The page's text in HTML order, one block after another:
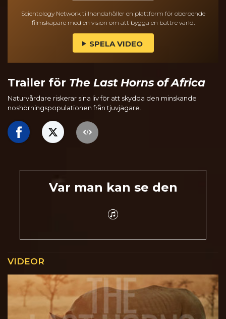
Scientology Network tillhandahåller en plattform för oberoende
filmskapare med en vision om att bygga en bättre värld.
SPELA VIDEO
Trailer för The Last Horns of Africa
Naturvårdare riskerar sina liv för att skydda den minskande
noshörningspopulationen från tjuvjägare.
Var man kan se den
VIDEOR